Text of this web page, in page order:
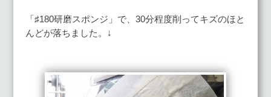
「♯180研磨スポンジ」で、30分程度削ってキズのほと
んどが落ちました。↓